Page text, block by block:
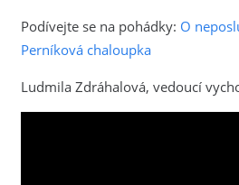
Podívejte se na pohádky: O
Perníková chaloupka
Ludmila Zdráhalová, vedoucí